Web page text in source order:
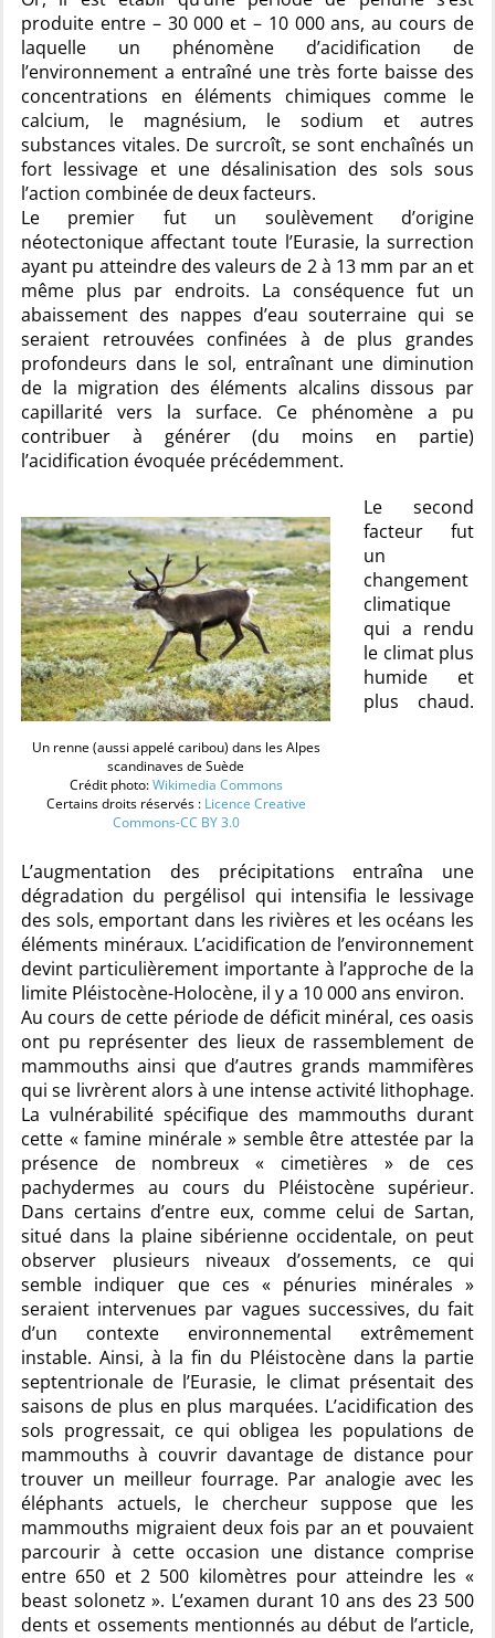
produite entre – 30 000 et – 10 000 ans, au cours de
laquelle un phénomène d’acidification de
l’environnement a entraîné une très forte baisse des
concentrations en éléments chimiques comme le
calcium, le magnésium, le sodium et autres
substances vitales. De surcroît, se sont enchaînés un
fort lessivage et une désalinisation des sols sous
l’action combinée de deux facteurs.
Le premier fut un soulèvement d’origine
néotectonique affectant toute l’Eurasie, la surrection
ayant pu atteindre des valeurs de 2 à 13 mm par an et
même plus par endroits. La conséquence fut un
abaissement des nappes d’eau souterraine qui se
seraient retrouvées confinées à de plus grandes
profondeurs dans le sol, entraînant une diminution
de la migration des éléments alcalins dissous par
capillarité vers la surface. Ce phénomène a pu
contribuer à générer (du moins en partie)
l’acidification évoquée précédemment.
Un renne (aussi appelé caribou) dans les Alpes
scandinaves de Suède
Crédit photo:Wikimedia Commons
Certains droits réservés : Licence Creative
Commons-CC BY 3.0
Le second
facteur fut
un
changement
climatique
qui a rendu
le climat plus
humide et
plus chaud.
L’augmentation des précipitations entraîna une
dégradation du pergélisol qui intensifia le lessivage
des sols, emportant dans les rivières et les océans les
éléments minéraux. L’acidification de l’environnement
devint particulièrement importante à l’approche de la
limite Pléistocène-Holocène, il y a 10 000 ans environ.
Au cours de cette période de déficit minéral, ces oasis
ont pu représenter des lieux de rassemblement de
mammouths ainsi que d’autres grands mammifères
qui se livrèrent alors à une intense activité lithophage.
La vulnérabilité spécifique des mammouths durant
cette « famine minérale » semble être attestée par la
présence de nombreux « cimetières » de ces
pachydermes au cours du Pléistocène supérieur.
Dans certains d’entre eux, comme celui de Sartan,
situé dans la plaine sibérienne occidentale, on peut
observer plusieurs niveaux d’ossements, ce qui
semble indiquer que ces « pénuries minérales »
seraient intervenues par vagues successives, du fait
d’un contexte environnemental extrêmement
instable. Ainsi, à la fin du Pléistocène dans la partie
septentrionale de l’Eurasie, le climat présentait des
saisons de plus en plus marquées. L’acidification des
sols progressait, ce qui obligea les populations de
mammouths à couvrir davantage de distance pour
trouver un meilleur fourrage. Par analogie avec les
éléphants actuels, le chercheur suppose que les
mammouths migraient deux fois par an et pouvaient
parcourir à cette occasion une distance comprise
entre 650 et 2 500 kilomètres pour atteindre les «
beast solonetz ». L’examen durant 10 ans des 23 500
dents et ossements mentionnés au début de l’article,